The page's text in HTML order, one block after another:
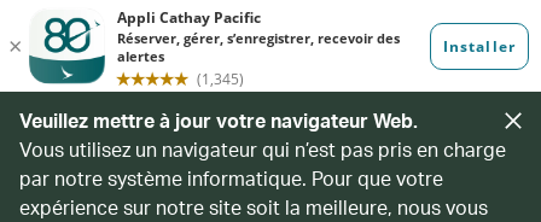
Veuillez mettre à jour votre navigateur Web.
Vous utilisez un navigateur qui n’est pas pris en charge
par notre système informatique. Pour que votre
expérience sur notre site soit la meilleure, nous vous